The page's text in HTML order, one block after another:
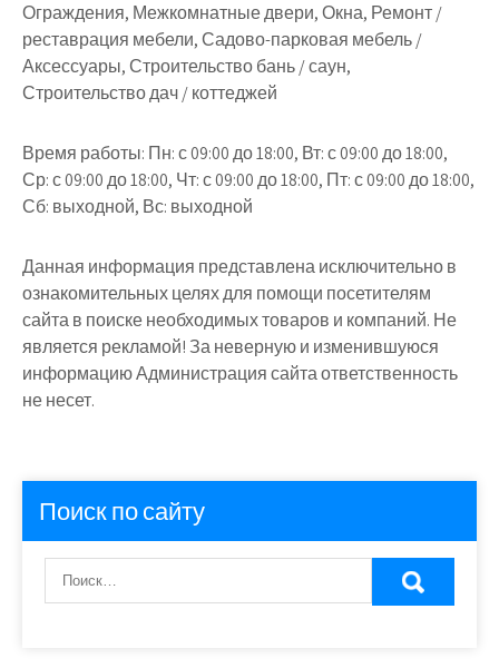
Ограждения, Межкомнатные двери, Окна, Ремонт /
реставрация мебели, Садово-парковая мебель /
Аксессуары, Строительство бань / саун,
Строительство дач / коттеджей
Время работы: Пн: с 09:00 до 18:00, Вт: с 09:00 до 18:00,
Ср: с 09:00 до 18:00, Чт: с 09:00 до 18:00, Пт: с 09:00 до 18:00,
Сб: выходной, Вс: выходной
Данная информация представлена исключительно в
ознакомительных целях для помощи посетителям
сайта в поиске необходимых товаров и компаний. Не
является рекламой! За неверную и изменившуюся
информацию Администрация сайта ответственность
не несет.
Поиск по сайту